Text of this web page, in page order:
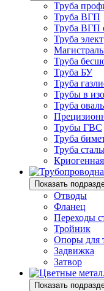
Труба
Труба ВГП
Труба ВГП
Труба
Труба
Труба БУ
Труба
Трубы в
Труба
Трубы ГВС
Труба
Труба
Показать
Отводы
Фланец
Переходы
Тройник
Опоры для
Задвижка
Затвор
Показать